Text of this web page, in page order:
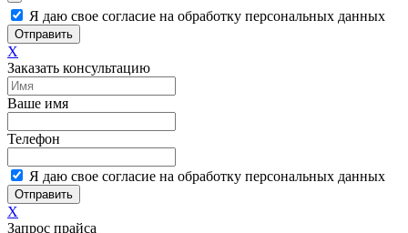
Я даю свое согласие на обработку персональных данных
Отправить
X
Заказать консультацию
Ваше имя
Телефон
Я даю свое согласие на обработку персональных данных
Отправить
X
Запрос прайса